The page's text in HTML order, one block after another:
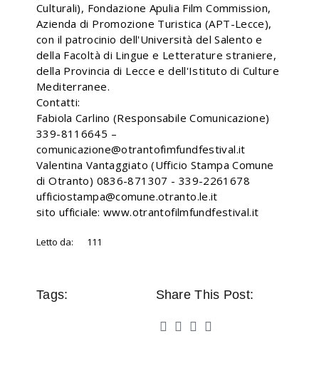
Culturali), Fondazione Apulia Film Commission,
Azienda di Promozione Turistica (APT-Lecce),
con il patrocinio dell'Università del Salento e
della Facoltà di Lingue e Letterature straniere,
della Provincia di Lecce e dell'Istituto di Culture
Mediterranee.
Contatti:
Fabiola Carlino (Responsabile Comunicazione)
339-8116645 –
comunicazione@otrantofimfundfestival.it
Valentina Vantaggiato (Ufficio Stampa Comune
di Otranto) 0836-871307 - 339-2261678
ufficiostampa@comune.otranto.le.it
sito ufficiale: www.otrantofilmfundfestival.it
Letto da: 111
Tags: Share This Post: